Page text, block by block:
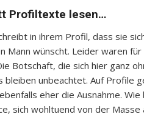
Profiltexte lesen…
in ihrem Profil, dass sie
Mann wünscht. Leider waren
Botschaft, die sich hier ganz
bleiben unbeachtet. Auf Profile
eher die Ausnahme.
sich wohltuend von der Masse